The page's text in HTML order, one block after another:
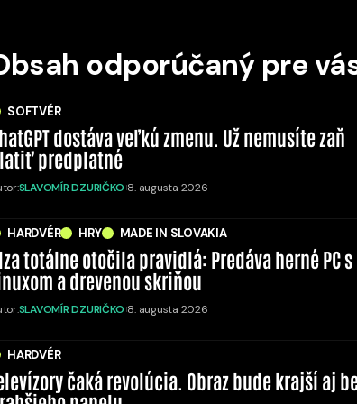
odporúčaný pre
SOFTVÉR
dostáva veľkú zmenu. Už nemusíte zaň
predplatné
SLAVOMÍR DZURIČKO 8. augusta 2026
HARDVÉR HRY MADE IN SLOVAKIA
totálne otočila pravidlá: Predáva herné PC s
a drevenou skriňou
SLAVOMÍR DZURIČKO 8. augusta 2026
HARDVÉR
čaká revolúcia. Obraz bude krajší aj